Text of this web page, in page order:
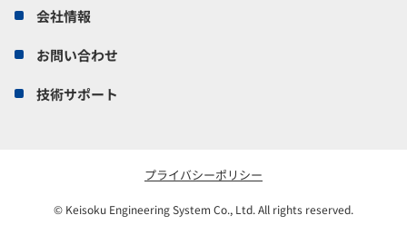
会社情報
お問い合わせ
技術サポート
プライバシーポリシー
© Keisoku Engineering System Co., Ltd. All rights reserved.